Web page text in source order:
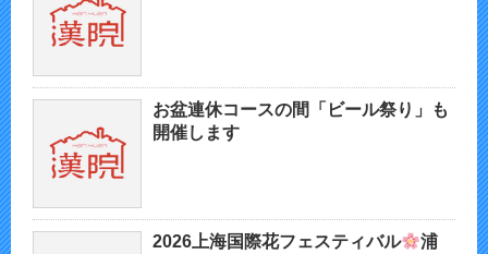
お盆連休コースの間「ビール祭り」も
開催します
2026上海国際花フェスティバル
浦